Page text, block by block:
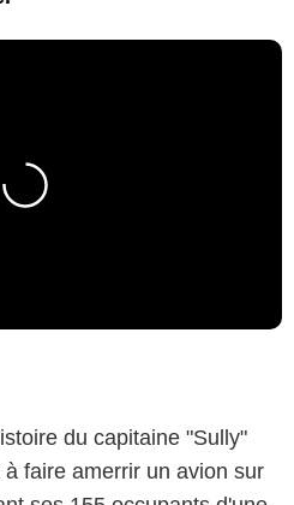
du capitaine "Sully"
faire amerrir un avion sur